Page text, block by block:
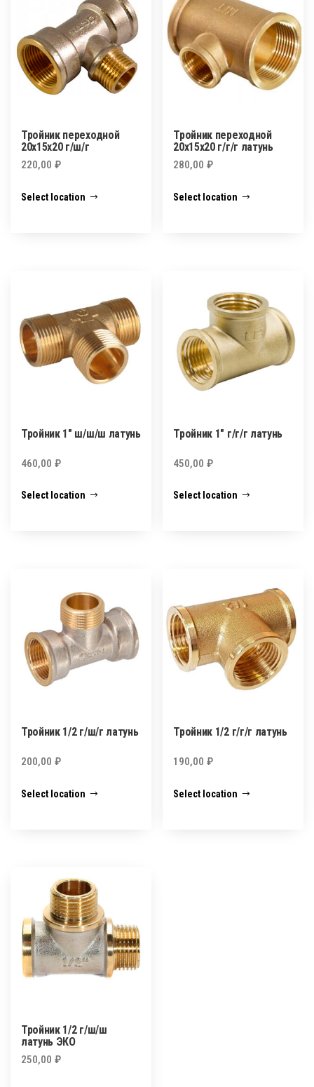
Тройник переходной
20х15х20 г/ш/г
220,00 ₽
Select location
Тройник переходной
20х15х20 г/г/г латунь
280,00₽
Select location
Тройник 1″ ш/ш/ш латунь
460,00 ₽
Select location
Тройник 1″ г/г/г латунь
450,00₽
Select location
Тройник 1/2 г/ш/г латунь
200,00 ₽
Select location
Тройник 1/2 г/г/г латунь
190,00₽
Select location
Тройник 1/2 г/ш/ш
латунь ЭКО
250,00 ₽